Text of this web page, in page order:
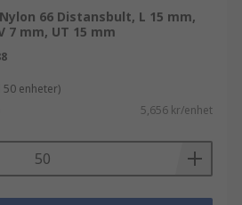
66 Distansbult, L 15 mm,
7 mm, UT 15 mm
enheter)
5,656 kr/enhet